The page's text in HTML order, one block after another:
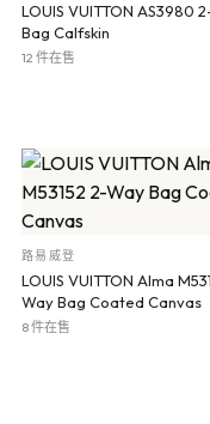
LOUIS VUITTON AS3980
Bag Calfskin
12 件在售
路易威登
LOUIS VUITTON Alma
Way Bag Coated Canvas
8 件在售